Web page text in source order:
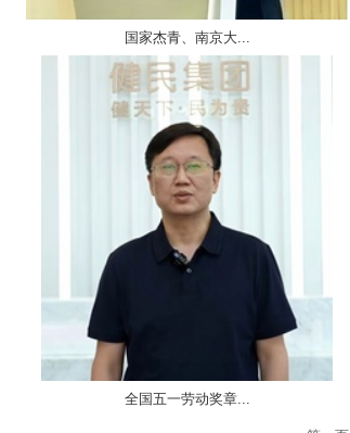
国家杰青、南京大...
全国五一劳动奖章...